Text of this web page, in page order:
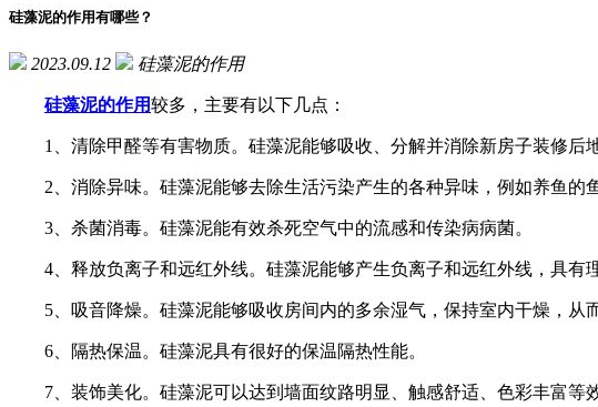
硅藻泥的作用有哪些？
2023.09.12 硅藻泥的作用
硅藻泥的作用较多，主要有以下几点：
1、清除甲醛等有害物质。硅藻泥能够吸收、分解并消除新房子装修后
2、消除异味。硅藻泥能够去除生活污染产生的各种异味，例如养鱼的
3、杀菌消毒。硅藻泥能有效杀死空气中的流感和传染病病菌。
4、释放负离子和远红外线。硅藻泥能够产生负离子和远红外线，具有理
5、吸音降燥。硅藻泥能够吸收房间内的多余湿气，保持室内干燥，从
6、隔热保温。硅藻泥具有很好的保温隔热性能。
7、装饰美化。硅藻泥可以达到墙面纹路明显、触感舒适、色彩丰富等